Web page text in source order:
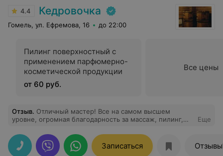
4.4 Кедровочка
Гомель, ул. Ефремова, 16 до 22:00
Пилинг поверхностный с
применением парфюмерно-
косметической продукции
от 60 руб.
Все цены
Отзыв. Отличный мастер! Все на самом высшем
уровне, огромная благодарность за массаж, пилинг,
Еще
Записаться Отзывы